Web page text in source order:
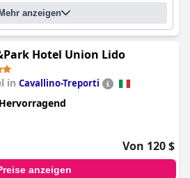
Mehr anzeigen
Hotel Union Lido
in Cavallino-Treporti
Hervorragend
Von 120 $
anzeigen